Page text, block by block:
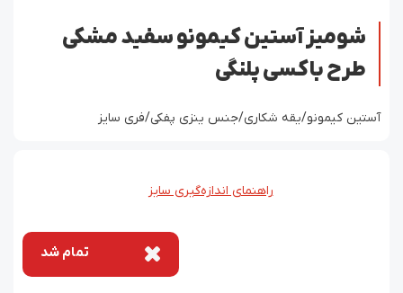
شومیز آستین کیمونو سفید مشکی
طرح باکسی پلنگی
آستین کیمونو/یقه شکاری/جنس ینزی پفکی/فری سایز
راهنمای اندازه‌گیری سایز
تمام شد